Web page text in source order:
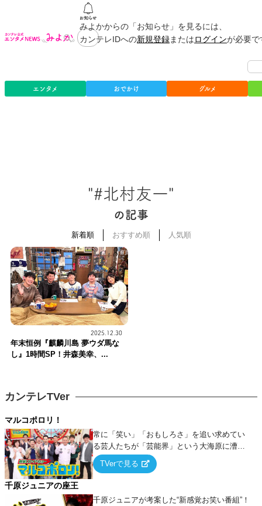
みよかからの「お知らせ」を見るには、
カンテレIDへの新規登録またはログインが必要
エンタメ おでかけ グルメ
"#北村友一"
の記事
新着順 おすすめ順 人気順
2025.12.30
年末恒例『麒麟川島 夢ウダ馬な
し』1時間SP！井森美幸、...
カンテレTVer
マルコポロリ！
常に「笑い」「おもしろさ」を追い求めてい
る芸人たちが「芸能界」という大海原に漕ぎ
出でて、新たなオモシロ人間を発掘する！
TVerで見る
千原ジュニアの座王
千原ジュニアが考案した“新感覚お笑い番組”！